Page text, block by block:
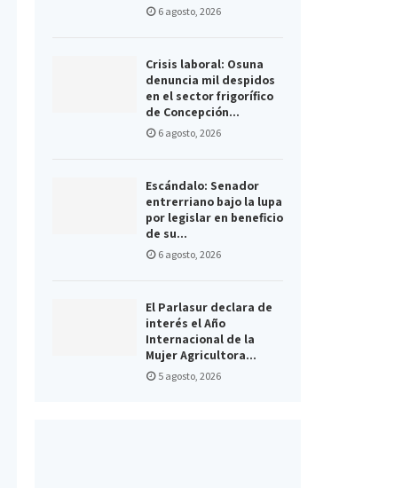
6 agosto, 2026
Crisis laboral: Osuna
denuncia mil despidos
en el sector frigorífico
de Concepción...
6 agosto, 2026
Escándalo: Senador
entrerriano bajo la lupa
por legislar en beneficio
de su...
6 agosto, 2026
El Parlasur declara de
interés el Año
Internacional de la
Mujer Agricultora...
5 agosto, 2026